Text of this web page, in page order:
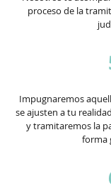
proceso de la
Impugnaremos
se ajusten a tu
y tramitaremos la
forma